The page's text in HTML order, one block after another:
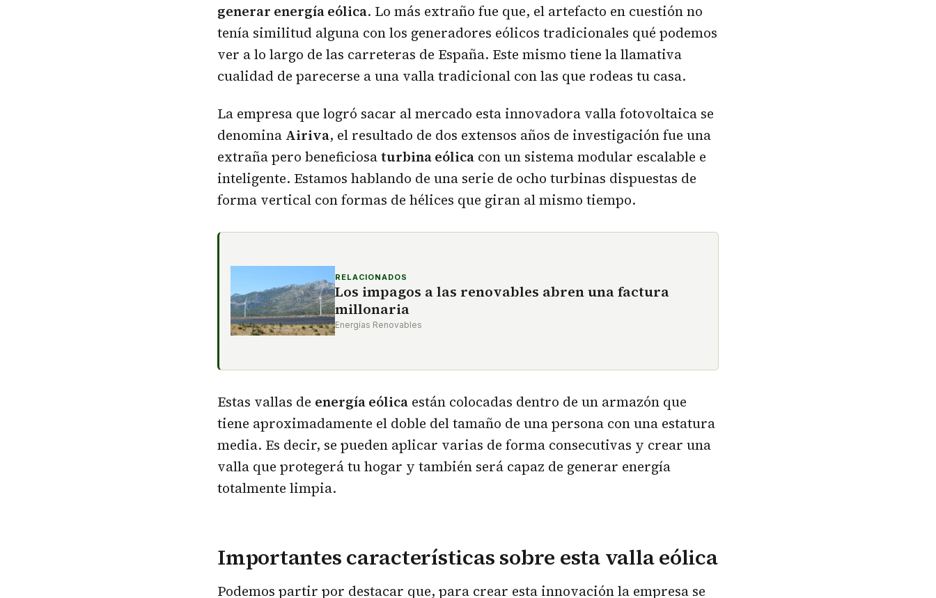
generar energía eólica. Lo más extraño fue que, el artefacto en cuestión no
tenía similitud alguna con los generadores eólicos tradicionales qué podemos
ver a lo largo de las carreteras de España. Este mismo tiene la llamativa
cualidad de parecerse a una valla tradicional con las que rodeas tu casa.
La empresa que logró sacar al mercado esta innovadora valla fotovoltaica se
denomina Airiva, el resultado de dos extensos años de investigación fue una
extraña pero beneficiosaturbina eólica con un sistema modular escalable e
inteligente. Estamos hablando de una serie de ocho turbinas dispuestas de
forma vertical con formas de hélices que giran al mismo tiempo.
RELACIONADOS
Los impagos a las renovables abren una factura
millonaria
Energías Renovables
Estas vallas de energía eólica están colocadas dentro de un armazón que
tiene aproximadamente el doble del tamaño de una persona con una estatura
media. Es decir, se pueden aplicar varias de forma consecutivas y crear una
valla que protegerá tu hogar y también será capaz de generar energía
totalmente limpia.
Importantes características sobre esta valla eólica
Podemos partir por destacar que, para crear esta innovación la empresa se